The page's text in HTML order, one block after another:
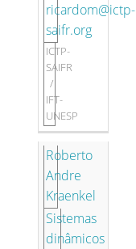
ricardom@ictp-
saifr.org
ICTP-
SAIFR
/
IFT-
UNESP
Roberto
Andre
Kraenkel
Sistemas
dinâmicos